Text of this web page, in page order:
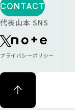
プライバシーポリシー
代表山本 SNS
CONTACT